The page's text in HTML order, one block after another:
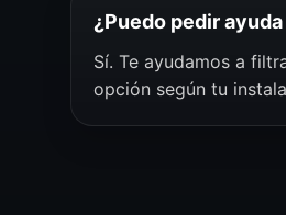
¿Puedo pedir
Sí. Te ayudamos a
opción según tu